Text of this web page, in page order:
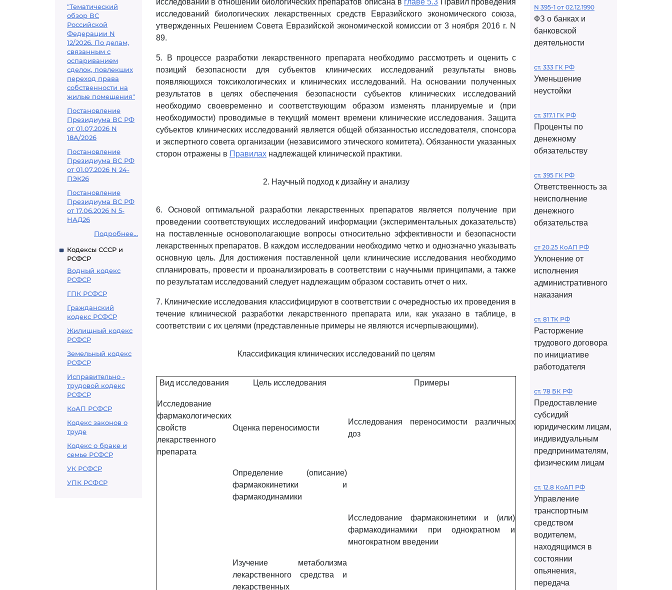
"Тематический
обзор ВС
Российской
Федерации N
12/2026. По делам,
связанным с
оспариванием
сделок, повлекших
переход права
собственности на
жилые помещения"
Постановление
Президиума ВС РФ
от 01.07.2026 N
18А/2026
Постановление
Президиума ВС РФ
от 01.07.2026 N 24-
ПЭК26
Постановление
Президиума ВС РФ
от 17.06.2026 N 5-
НАД26
Подробнее...
Кодексы СССР и
РСФСР
Водный кодекс
РСФСР
ГПК РСФСР
Гражданский
кодекс РСФСР
Жилищный кодекс
РСФСР
Земельный кодекс
РСФСР
Исправительно -
трудовой кодекс
РСФСР
КоАП РСФСР
Кодекс законов о
труде
Кодекс о браке и
семье РСФСР
УК РСФСР
УПК РСФСР
исследований в отношении биологических препаратов описана в главе 5.3 Правил проведения
исследований биологических лекарственных средств Евразийского экономического союза,
утвержденных Решением Совета Евразийской экономической комиссии от 3 ноября 2016 г. N
89.
5. В процессе разработки лекарственного препарата необходимо рассмотреть и оценить с
позиций безопасности для субъектов клинических исследований результаты вновь
появляющихся токсикологических и клинических исследований. На основании полученных
результатов в целях обеспечения безопасности субъектов клинических исследований
необходимо своевременно и соответствующим образом изменять планируемые и (при
необходимости) проводимые в текущий момент времени клинические исследования. Защита
субъектов клинических исследований является общей обязанностью исследователя, спонсора
и экспертного совета организации (независимого этического комитета). Обязанности указанных
сторон отражены в Правилах надлежащей клинической практики.
2. Научный подход к дизайну и анализу
6. Основой оптимальной разработки лекарственных препаратов является получение при
проведении соответствующих исследований информации (экспериментальных доказательств)
на поставленные основополагающие вопросы относительно эффективности и безопасности
лекарственных препаратов. В каждом исследовании необходимо четко и однозначно указывать
основную цель. Для достижения поставленной цели клинические исследования необходимо
спланировать, провести и проанализировать в соответствии с научными принципами, а также
по результатам исследований следует надлежащим образом составить отчет о них.
7. Клинические исследования классифицируют в соответствии с очередностью их проведения в
течение клинической разработки лекарственного препарата или, как указано в таблице, в
соответствии с их целями (представленные примеры не являются исчерпывающими).
Классификация клинических исследований по целям
Вид исследования Цель исследования Примеры
Исследование
фармакологических
свойств
лекарственного
препарата
Оценка переносимости
Исследования переносимости различных
доз
Определение (описание)
фармакокинетики и
фармакодинамики
Исследование фармакокинетики и (или)
фармакодинамики при однократном и
многократном введении
Изучение метаболизма
лекарственного средства и
лекарственных
N 395-1 от 02.12.1990
ФЗ о банках и
банковской
деятельности
ст. 333 ГК РФ
Уменьшение
неустойки
ст. 317.1 ГК РФ
Проценты по
денежному
обязательству
ст. 395 ГК РФ
Ответственность за
неисполнение
денежного
обязательства
ст 20.25 КоАП РФ
Уклонение от
исполнения
административного
наказания
ст. 81 ТК РФ
Расторжение
трудового договора
по инициативе
работодателя
ст. 78 БК РФ
Предоставление
субсидий
юридическим лицам,
индивидуальным
предпринимателям,
физическим лицам
ст. 12.8 КоАП РФ
Управление
транспортным
средством
водителем,
находящимся в
состоянии
опьянения,
передача